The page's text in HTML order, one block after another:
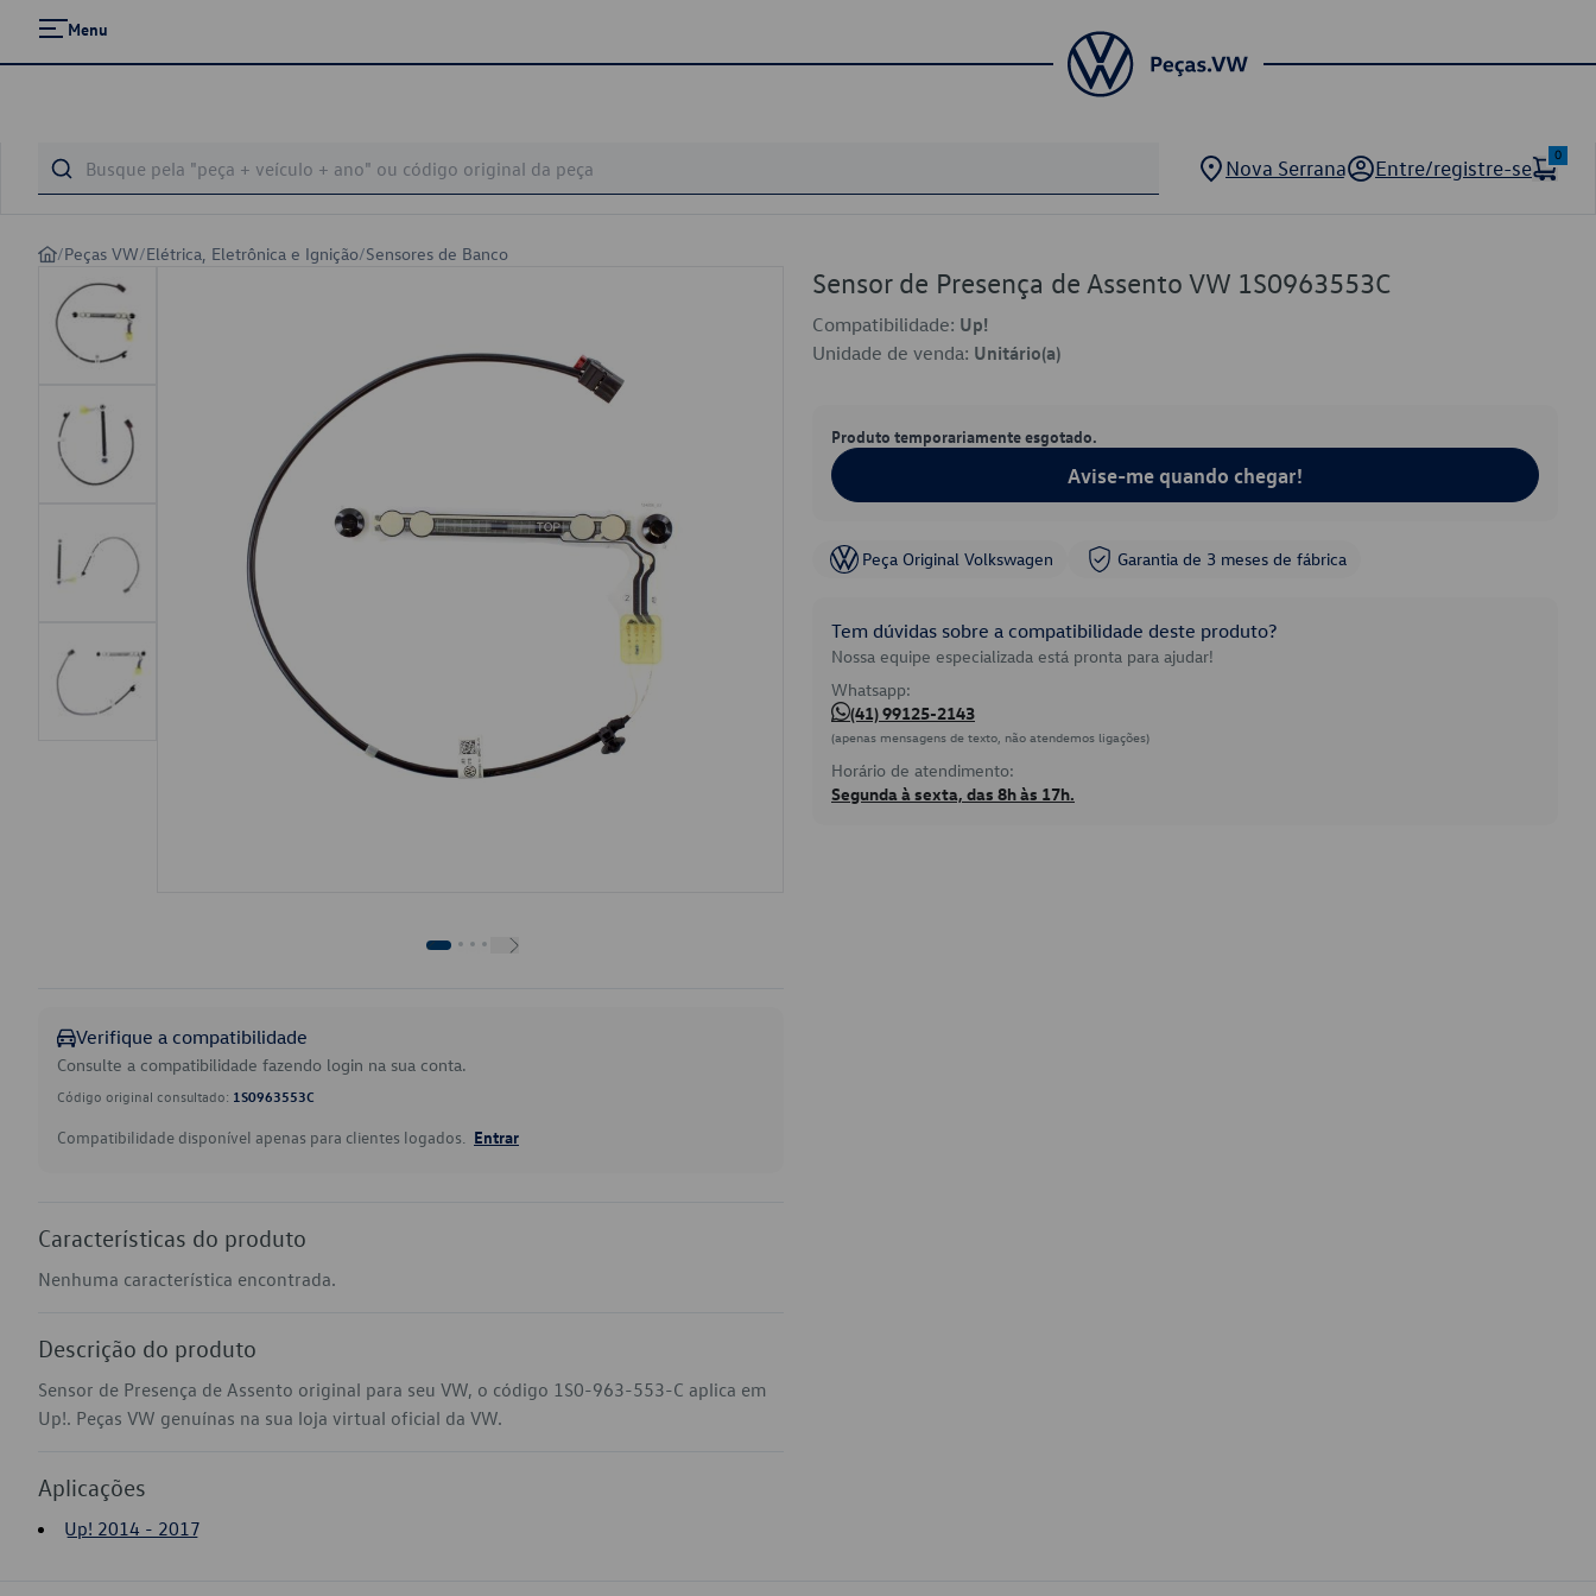
Menu
Nova Serrana Entre/registre-se
0
/Peças VW/Elétrica, Eletrônica e Ignição/Sensores de Banco
Verifique a compatibilidade
Consulte a compatibilidade fazendo login na sua conta.
Código original consultado: 1S0963553C
Compatibilidade disponível apenas para clientes logados. Entrar
Características do produto
Nenhuma característica encontrada.
Descrição do produto
Sensor de Presença de Assento original para seu VW, o código 1S0-963-553-C aplica em
Up!. Peças VW genuínas na sua loja virtual oficial da VW.
Aplicações
Up! 2014 - 2017
Sensor de Presença de Assento VW 1S0963553C
Compatibilidade: Up!
Unidade de venda: Unitário(a)
Produto temporariamente esgotado.
Avise-me quando chegar!
Peça Original Volkswagen Garantia de 3 meses de fábrica
Tem dúvidas sobre a compatibilidade deste produto?
Nossa equipe especializada está pronta para ajudar!
Whatsapp:
(41) 99125-2143
(apenas mensagens de texto, não atendemos ligações)
Horário de atendimento:
Segunda à sexta, das 8h às 17h.